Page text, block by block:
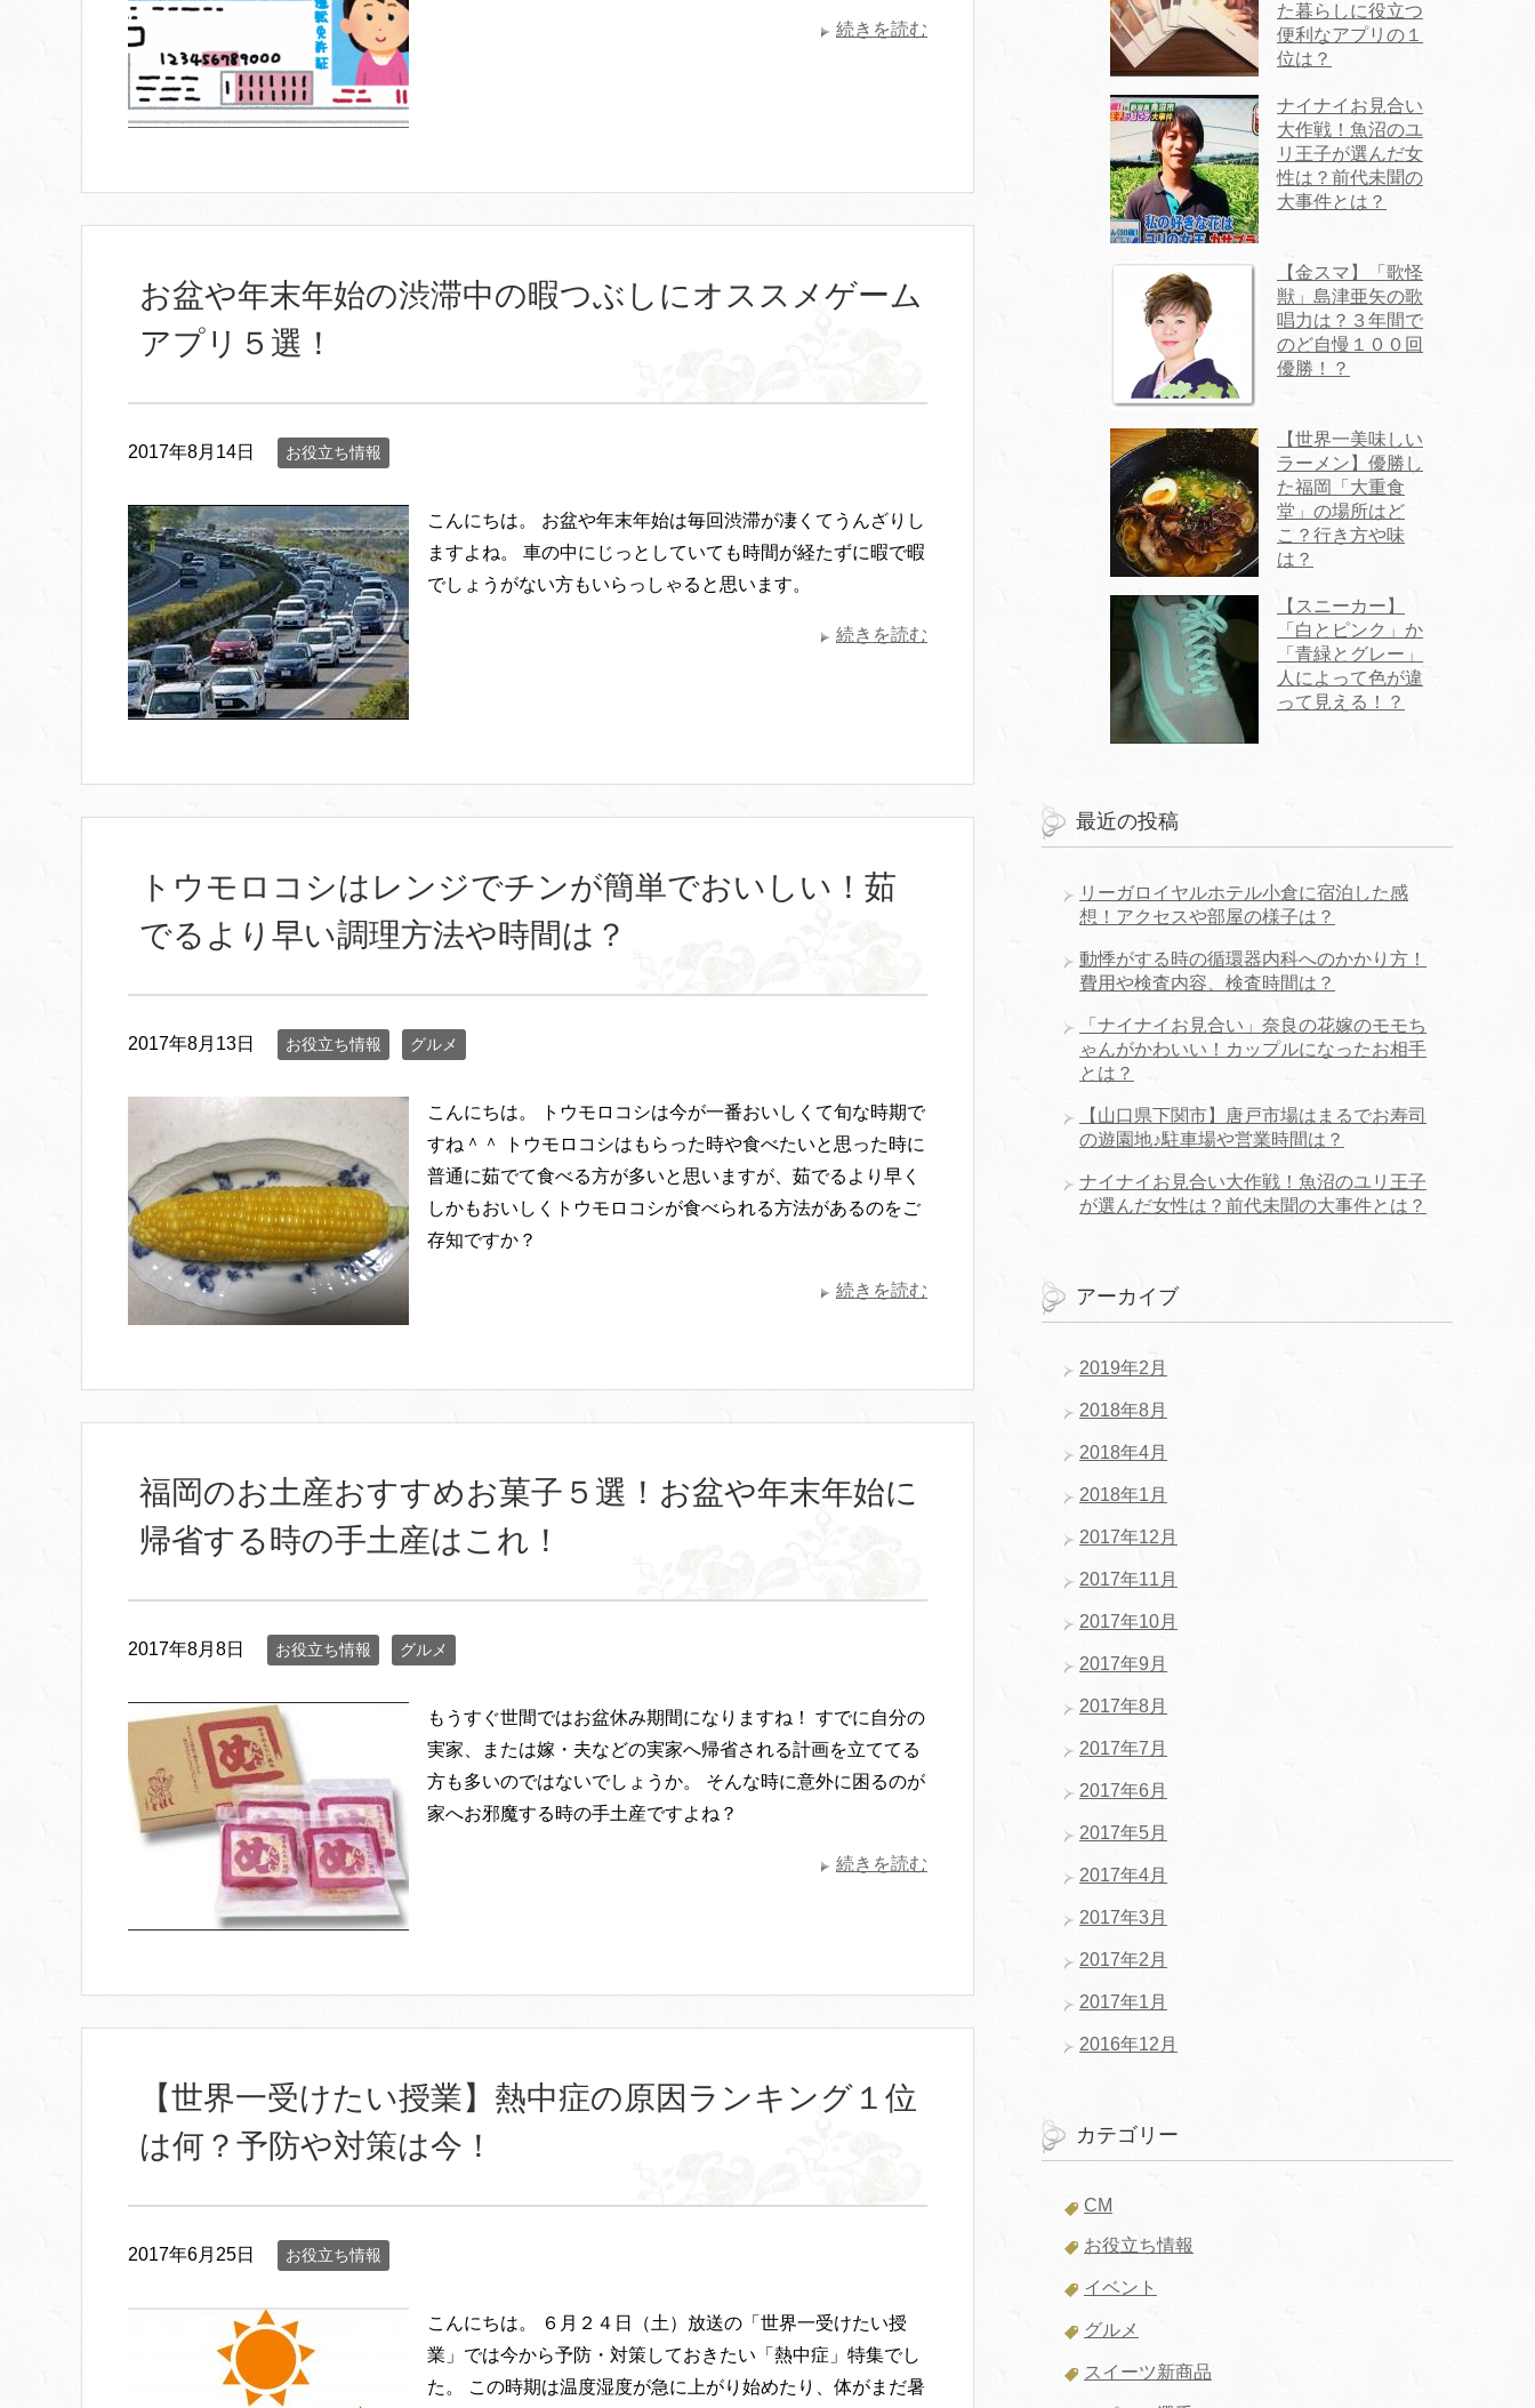
続きを読む
お盆や年末年始の渋滞中の暇つぶしにオススメゲーム
アプリ５選！
2017年8月14日 お役立ち情報
こんにちは。 お盆や年末年始は毎回渋滞が凄くてうんざりし
ますよね。 車の中にじっとしていても時間が経たずに暇で暇
でしょうがない方もいらっしゃると思います。
続きを読む
トウモロコシはレンジでチンが簡単でおいしい！茹
でるより早い調理方法や時間は？
2017年8月13日 お役立ち情報 グルメ
こんにちは。 トウモロコシは今が一番おいしくて旬な時期で
すね＾＾ トウモロコシはもらった時や食べたいと思った時に
普通に茹でて食べる方が多いと思いますが、茹でるより早く
しかもおいしくトウモロコシが食べられる方法があるのをご
存知ですか？
続きを読む
福岡のお土産おすすめお菓子５選！お盆や年末年始に
帰省する時の手土産はこれ！
2017年8月8日 お役立ち情報 グルメ
もうすぐ世間ではお盆休み期間になりますね！ すでに自分の
実家、または嫁・夫などの実家へ帰省される計画を立ててる
方も多いのではないでしょうか。 そんな時に意外に困るのが
家へお邪魔する時の手土産ですよね？
続きを読む
【世界一受けたい授業】熱中症の原因ランキング１位
は何？予防や対策は今！
2017年6月25日 お役立ち情報
こんにちは。 ６月２４日（土）放送の「世界一受けたい授
業」では今から予防・対策しておきたい「熱中症」特集でし
た。 この時期は温度湿度が急に上がり始めたり、体がまだ暑
た暮らしに役立つ
便利なアプリの１
位は？
ナイナイお見合い
大作戦！魚沼のユ
リ王子が選んだ女
性は？前代未聞の
大事件とは？
【金スマ】「歌怪
獣」島津亜矢の歌
唱力は？３年間で
のど自慢１００回
優勝！？
【世界一美味しい
ラーメン】優勝し
た福岡「大重食
堂」の場所はど
こ？行き方や味
は？
【スニーカー】
「白とピンク」か
「青緑とグレー」
人によって色が違
って見える！？
最近の投稿
リーガロイヤルホテル小倉に宿泊した感
想！アクセスや部屋の様子は？
動悸がする時の循環器内科へのかかり方！
費用や検査内容、検査時間は？
「ナイナイお見合い」奈良の花嫁のモモち
ゃんがかわいい！カップルになったお相手
とは？
【山口県下関市】唐戸市場はまるでお寿司
の遊園地♪駐車場や営業時間は？
ナイナイお見合い大作戦！魚沼のユリ王子
が選んだ女性は？前代未聞の大事件とは？
アーカイブ
2019年2月
2018年8月
2018年4月
2018年1月
2017年12月
2017年11月
2017年10月
2017年9月
2017年8月
2017年7月
2017年6月
2017年5月
2017年4月
2017年3月
2017年2月
2017年1月
2016年12月
カテゴリー
CM
お役立ち情報
イベント
グルメ
スイーツ新商品